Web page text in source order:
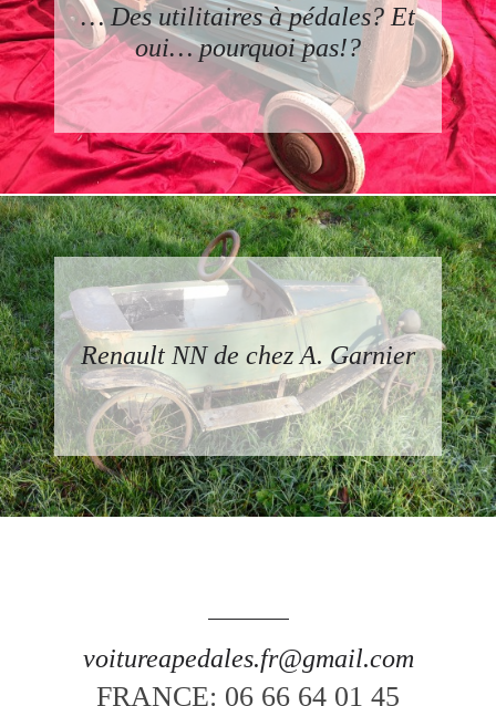
… Des utilitaires à pédales? Et
oui… pourquoi pas!?
Renault NN de chez A. Garnier
voitureapedales.fr@gmail.com
FRANCE: 06 66 64 01 45